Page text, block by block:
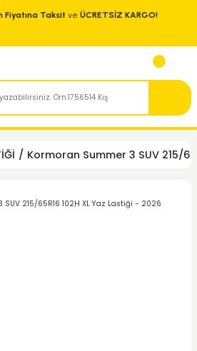
Fiyatına Taksit ve ÜCRETSİZ KARGO!
Kormoran Summer 3 SUV 215/